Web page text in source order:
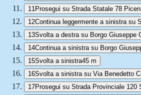
11 Prosegui su Strada Statale 78
12Continua leggermente a sinistra su
13Svolta a destra su Borgo Giuseppe
14Continua a sinistra su Borgo
15Svolta a sinistra45 m
16Svolta a sinistra su Via Benedetto
17Prosegui su Strada Provinciale 120